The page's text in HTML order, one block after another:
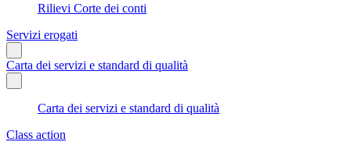
Rilievi Corte dei conti
Servizi erogati
Carta dei servizi e standard di qualità
Carta dei servizi e standard di qualità
Class action